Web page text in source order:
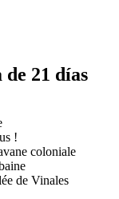
de 21 días